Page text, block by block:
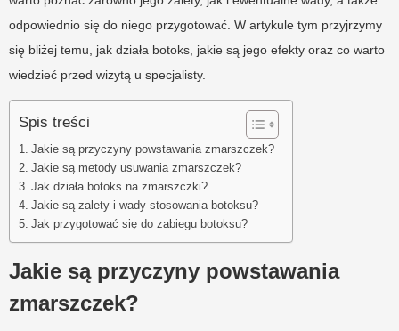
odpowiednio się do niego przygotować. W artykule tym przyjrzymy
się bliżej temu, jak działa botoks, jakie są jego efekty oraz co warto
wiedzieć przed wizytą u specjalisty.
Spis treści
Jakie są przyczyny powstawania zmarszczek?
Jakie są metody usuwania zmarszczek?
Jak działa botoks na zmarszczki?
Jakie są zalety i wady stosowania botoksu?
Jak przygotować się do zabiegu botoksu?
Jakie są przyczyny powstawania
zmarszczek?